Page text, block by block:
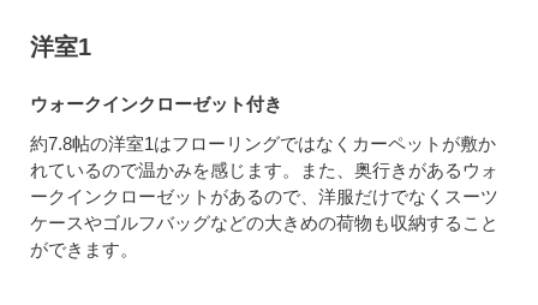
洋室1
ウォークインクローゼット付き
約7.8帖の洋室1はフローリングではなくカーペットが敷か
れているので温かみを感じます。また、奥行きがあるウォ
ークインクローゼットがあるので、洋服だけでなくスーツ
ケースやゴルフバッグなどの大きめの荷物も収納すること
ができます。